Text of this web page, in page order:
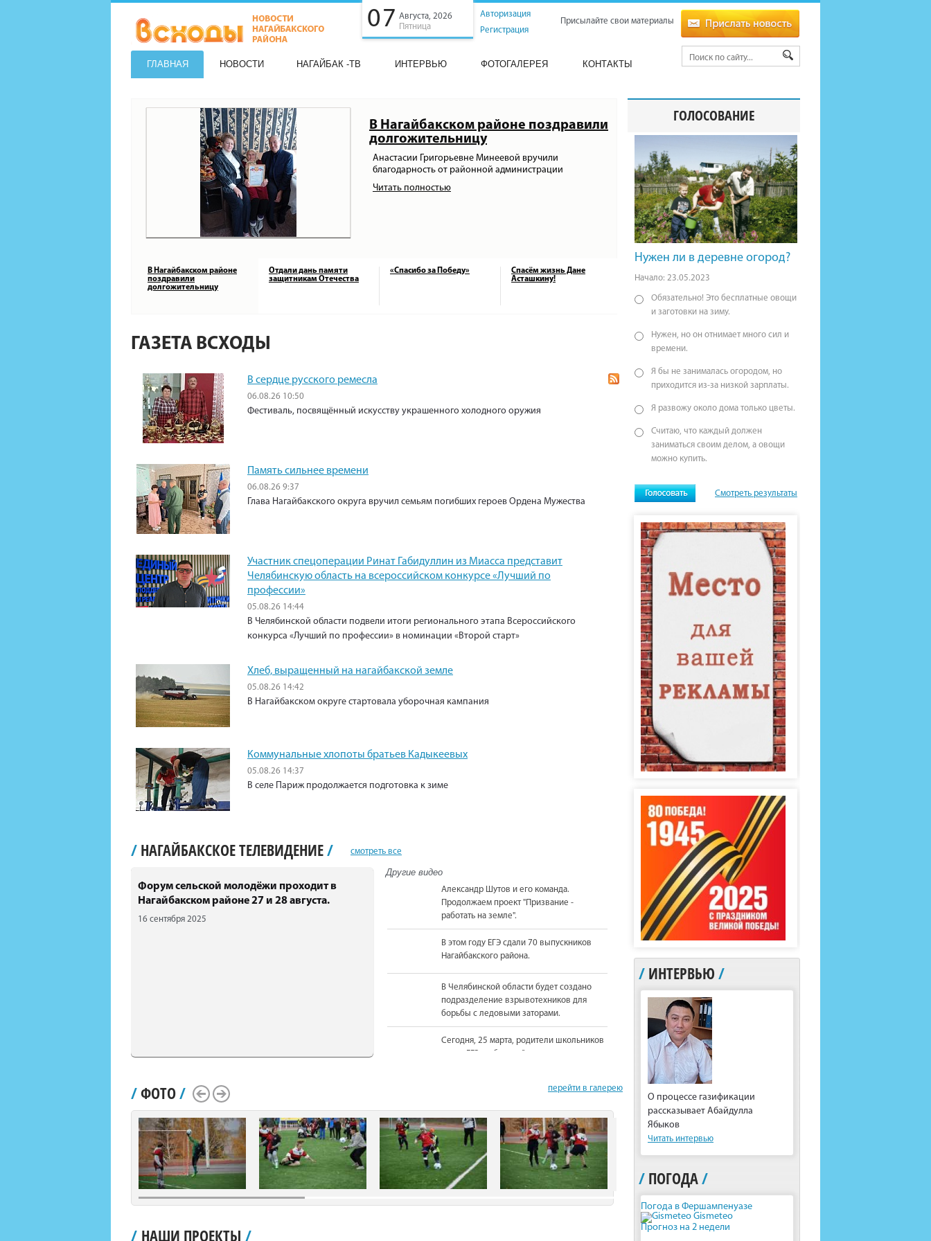
07 Августа, 2026
Пятница
Авторизация
Регистрация
Присылайте свои материалы
ГЛАВНАЯ НОВОСТИ НАГАЙБАК -ТВ ИНТЕРВЬЮ ФОТОГАЛЕРЕЯ КОНТАКТЫ
В Нагайбакском районе поздравили
долгожительницу
Анастасии Григорьевне Минеевой вручили
благодарность от районной администрации
Читать полностью
В Нагайбакском районе
поздравили
долгожительницу
Отдали дань памяти
защитникам Отечества
«Спасибо за Победу»
Спасём жизнь Дане
Асташкину!
ГАЗЕТА ВСХОДЫ
В сердце русского ремесла
06.08.26 10:50
Фестиваль, посвящённый искусству украшенного холодного оружия
Память сильнее времени
06.08.26 9:37
Глава Нагайбакского округа вручил семьям погибших героев Ордена Мужества
Участник спецоперации Ринат Габидуллин из Миасса представит
Челябинскую область на всероссийском конкурсе «Лучший по
профессии»
05.08.26 14:44
В Челябинской области подвели итоги регионального этапа Всероссийского
конкурса «Лучший по профессии» в номинации «Второй старт»
Хлеб, выращенный на нагайбакской земле
05.08.26 14:42
В Нагайбакском округе стартовала уборочная кампания
Коммунальные хлопоты братьев Кадыкеевых
05.08.26 14:37
В селе Париж продолжается подготовка к зиме
/ НАГАЙБАКСКОЕ ТЕЛЕВИДЕНИЕ/ смотреть все
Форум сельской молодёжи проходит в
Нагайбакском районе 27 и 28 августа.
16 сентября 2025
Другие видео
Александр Шутов и его команда.
Продолжаем проект "Призвание -
работать на земле".
В этом году ЕГЭ сдали 70 выпускников
Нагайбакского района.
В Челябинской области будет создано
подразделение взрывотехников для
борьбы с ледовыми заторами.
Сегодня, 25 марта, родители школьников
сдали ЕГЭ по базовой математике.
На должность Уполномоченного по
вновь назначена Юлия Сударенко
Юные читатели приняли участие в
чемпионате по чтению вслух.
В Нагайбакском районе установлен
/ФОТО/ перейти в галерею
Scroll LeftScroll Right
/ НАШИ ПРОЕКТЫ /
ГОЛОСОВАНИЕ
Нужен ли в деревне огород?
Начало: 23.05.2023
Обязательно! Это бесплатные овощи
и заготовки на зиму.
Нужен, но он отнимает много сил и
времени.
Я бы не занималась огородом, но
приходится из-за низкой зарплаты.
Я развожу около дома только цветы.
Считаю, что каждый должен
заниматься своим делом, а овощи
можно купить.
Смотреть результаты
/ ИНТЕРВЬЮ /
О процессе газификации
рассказывает Абайдулла
Ябыков
Читать интервью
/ ПОГОДА/
Погода в Фершампенуазе
Gismeteo
Прогноз на 2 недели